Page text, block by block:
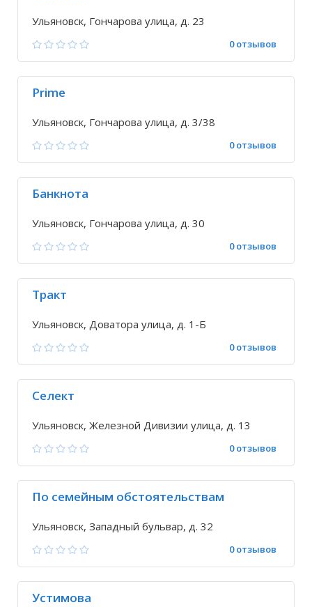
Ульяновск, Гончарова улица, д. 23
0 отзывов
Prime
Ульяновск, Гончарова улица, д. 3/38
0 отзывов
Банкнота
Ульяновск, Гончарова улица, д. 30
0 отзывов
Тракт
Ульяновск, Доватора улица, д. 1-Б
0 отзывов
Селект
Ульяновск, Железной Дивизии улица, д. 13
0 отзывов
По семейным обстоятельствам
Ульяновск, Западный бульвар, д. 32
0 отзывов
Устимова